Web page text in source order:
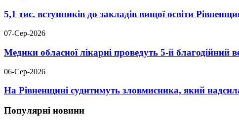
5,1 тис. вступників до закладів вищої освіти
07-Сер-2026
Медики обласної лікарні проведуть 5-й благодійний
06-Сер-2026
На Рівненщині судитимуть зловмисника, який
Популярні новини